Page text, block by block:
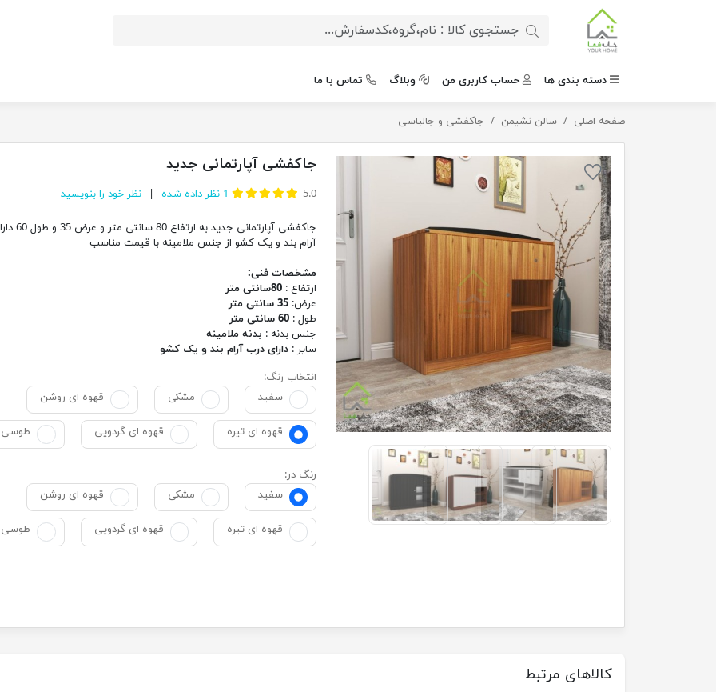
دسته بندی ها حساب کاربری من وبلاگ تماس با ما
صفحه اصلی سالن نشیمن جاکفشی و جالباسی جاکفشی آپارتمانی جدید
جاکفشی آپارتمانی جدید
5.0
1 نظر داده شده نظر خود را بنویسید
جاکفشی آپارتمانی
آرام بند و یک کشو از جنس ملامینه با قیمت مناسب
______
مشخصات فنی:
ارتفاع : 80سانتی متر
عرض: 35 سانتی متر
طول : 60 سانتی متر
جنس بدنه : بدنه ملامینه
سایر : دارای درب آرام بند و یک کشو
انتخاب رنگ:
سفید
مشکی قهوه ای روشن
قهوه ای تیره قهوه ای گردویی طوسی
رنگ در:
سفید
مشکی قهوه ای روشن
قهوه ای تیره قهوه ای گردویی طوسی
کالاهای مرتبط